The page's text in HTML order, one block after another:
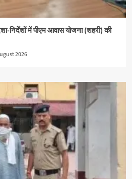
निर्देशों में पीएम आवास योजना (शहरी) की
2026